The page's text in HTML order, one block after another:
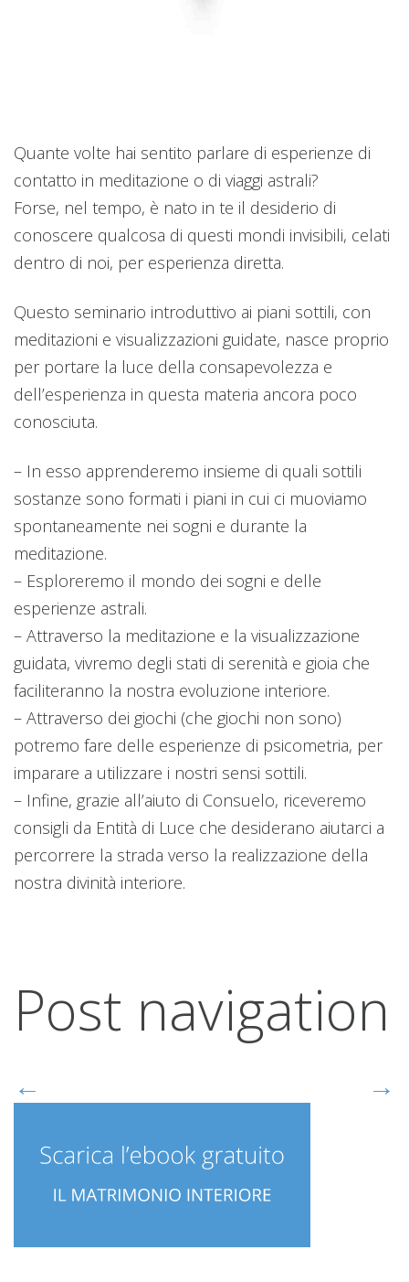
Quante volte hai sentito parlare di esperienze di
contatto in meditazione o di viaggi astrali?
Forse, nel tempo, è nato in te il desiderio di
conoscere qualcosa di questi mondi invisibili, celati
dentro di noi, per esperienza diretta.
Questo seminario introduttivo ai piani sottili, con
meditazioni e visualizzazioni guidate, nasce proprio
per portare la luce della consapevolezza e
dell’esperienza in questa materia ancora poco
conosciuta.
– In esso apprenderemo insieme di quali sottili
sostanze sono formati i piani in cui ci muoviamo
spontaneamente nei sogni e durante la
meditazione.
– Esploreremo il mondo dei sogni e delle
esperienze astrali.
– Attraverso la meditazione e la visualizzazione
guidata, vivremo degli stati di serenità e gioia che
faciliteranno la nostra evoluzione interiore.
– Attraverso dei giochi (che giochi non sono)
potremo fare delle esperienze di psicometria, per
imparare a utilizzare i nostri sensi sottili.
– Infine, grazie all’aiuto di Consuelo, riceveremo
consigli da Entità di Luce che desiderano aiutarci a
percorrere la strada verso la realizzazione della
nostra divinità interiore.
Post navigation
← →